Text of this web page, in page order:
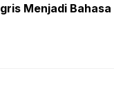
Menjadi Bahasa